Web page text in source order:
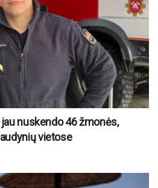
nuskendo 46 žmonės,
vietose